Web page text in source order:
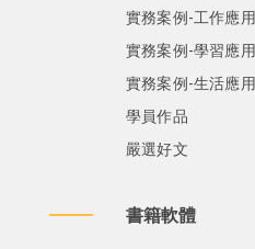
實務案例-工作應用
實務案例-學習應用
實務案例-生活應用
學員作品
嚴選好文
書籍軟體